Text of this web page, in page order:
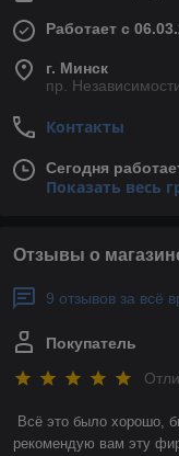
Работает с
г. Минск
пр.
Контакты
Сегодня
Показать весь
Отзывы о
9 отзывов за всё
Покупатель
Всё это было хорошо,
рекомендую вам эту